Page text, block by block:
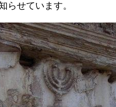
らせています。